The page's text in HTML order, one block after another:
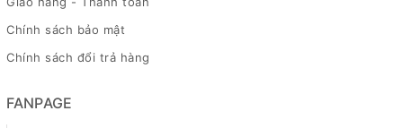
Chính sách bảo mật
Chính sách đổi trả hàng
FANPAGE